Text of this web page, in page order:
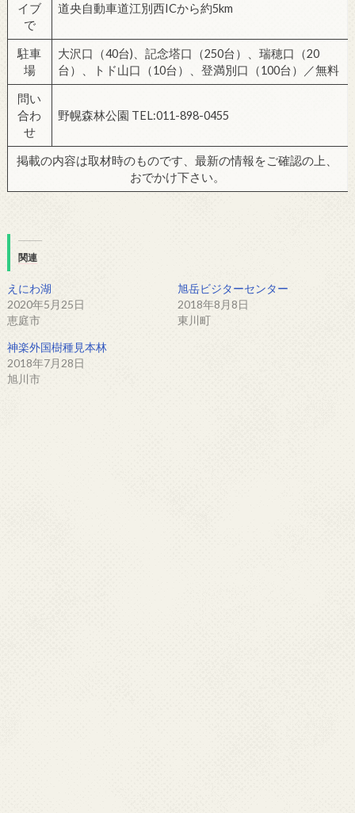
イブ
で
道央自動車道江別西ICから約5km
駐車
場
大沢口（40台)、記念塔口（250台）、瑞穂口（20
台）、トド山口（10台）、登満別口（100台）／無料
問い
合わ
せ
野幌森林公園 TEL:011-898-0455
掲載の内容は取材時のものです、最新の情報をご確認の上、
おでかけ下さい。
関連
えにわ湖
2020年5月25日
恵庭市
旭岳ビジターセンター
2018年8月8日
東川町
神楽外国樹種見本林
2018年7月28日
旭川市